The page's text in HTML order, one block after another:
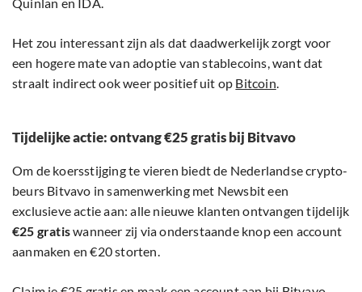
Het zou interessant zijn als dat daadwerkelijk zorgt voor
een hogere mate van adoptie van stablecoins, want dat
straalt indirect ook weer positief uit op Bitcoin.
Tijdelijke actie: ontvang €25 gratis bij Bitvavo
Om de koersstijging te vieren biedt de Nederlandse crypto-
beurs Bitvavo in samenwerking met Newsbit een
exclusieve actie aan: alle nieuwe klanten ontvangen tijdelijk
€25 gratiswanneer zij via onderstaande knop een account
aanmaken en €20 storten.